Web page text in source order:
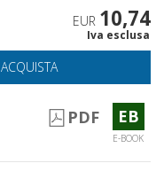
EUR 10,74
Iva esclusa
ACQUISTA
PDF EB
E-BOOK